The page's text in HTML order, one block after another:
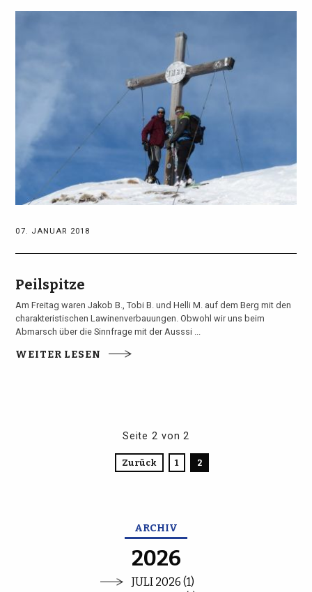
07. JANUAR 2018
Peilspitze
Am Freitag waren Jakob B., Tobi B. und Helli M. auf dem Berg mit den
charakteristischen Lawinenverbauungen. Obwohl wir uns beim
Abmarsch über die Sinnfrage mit der Ausssi ...
WEITER LESEN
Seite 2 von 2
Zurück 1 2
ARCHIV
2026
JULI 2026 (1)